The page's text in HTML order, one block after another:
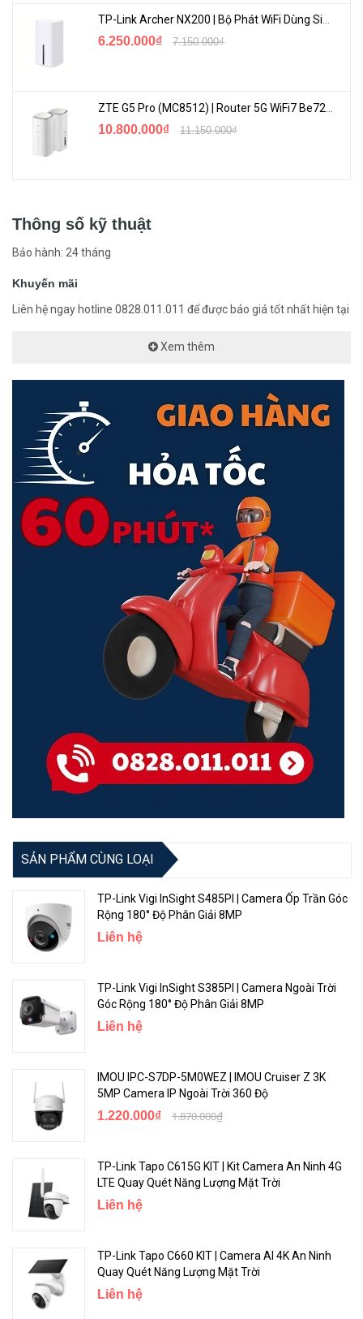
6.250.000₫ 7.150.000₫
10.800.000₫ 11.150.000₫
Thông số kỹ thuật
Bảo hành: 24 tháng
Khuyến mãi
Liên hệ ngay hotline 0828.011.011 để được báo giá tốt nhất hiện tại
Xem thêm
SẢN PHẨM CÙNG LOẠI
TP-Link Vigi InSight S485PI | Camera Ốp Trần Góc
Rộng 180° Độ Phân Giải 8MP
Liên hệ
TP-Link Vigi InSight S385PI | Camera Ngoài Trời
Góc Rộng 180° Độ Phân Giải 8MP
Liên hệ
IMOU IPC-S7DP-5M0WEZ | IMOU Cruiser Z 3K
5MP Camera IP Ngoài Trời 360 Độ
1.220.000₫ 1.870.000₫
TP-Link Tapo C615G KIT | Kit Camera An Ninh 4G
LTE Quay Quét Năng Lượng Mặt Trời
Liên hệ
TP-Link Tapo C660 KIT | Camera AI 4K An Ninh
Quay Quét Năng Lượng Mặt Trời
Liên hệ